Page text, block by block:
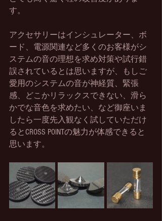
す。
アクセサリーはインシュレーター、ボ
ード、電源関連など多くのお客様がシ
ステムの音の理想を求め対策や試行錯
誤されているとは思いますが、もしご
愛用のシステムの音が神経質、緊張
感、どこかリラックスできない、滑ら
かでな音色を求めたい、など御座いま
したら一度先入観なく試していただけ
るとCROSS POINTの魅力が体感できると
思います。